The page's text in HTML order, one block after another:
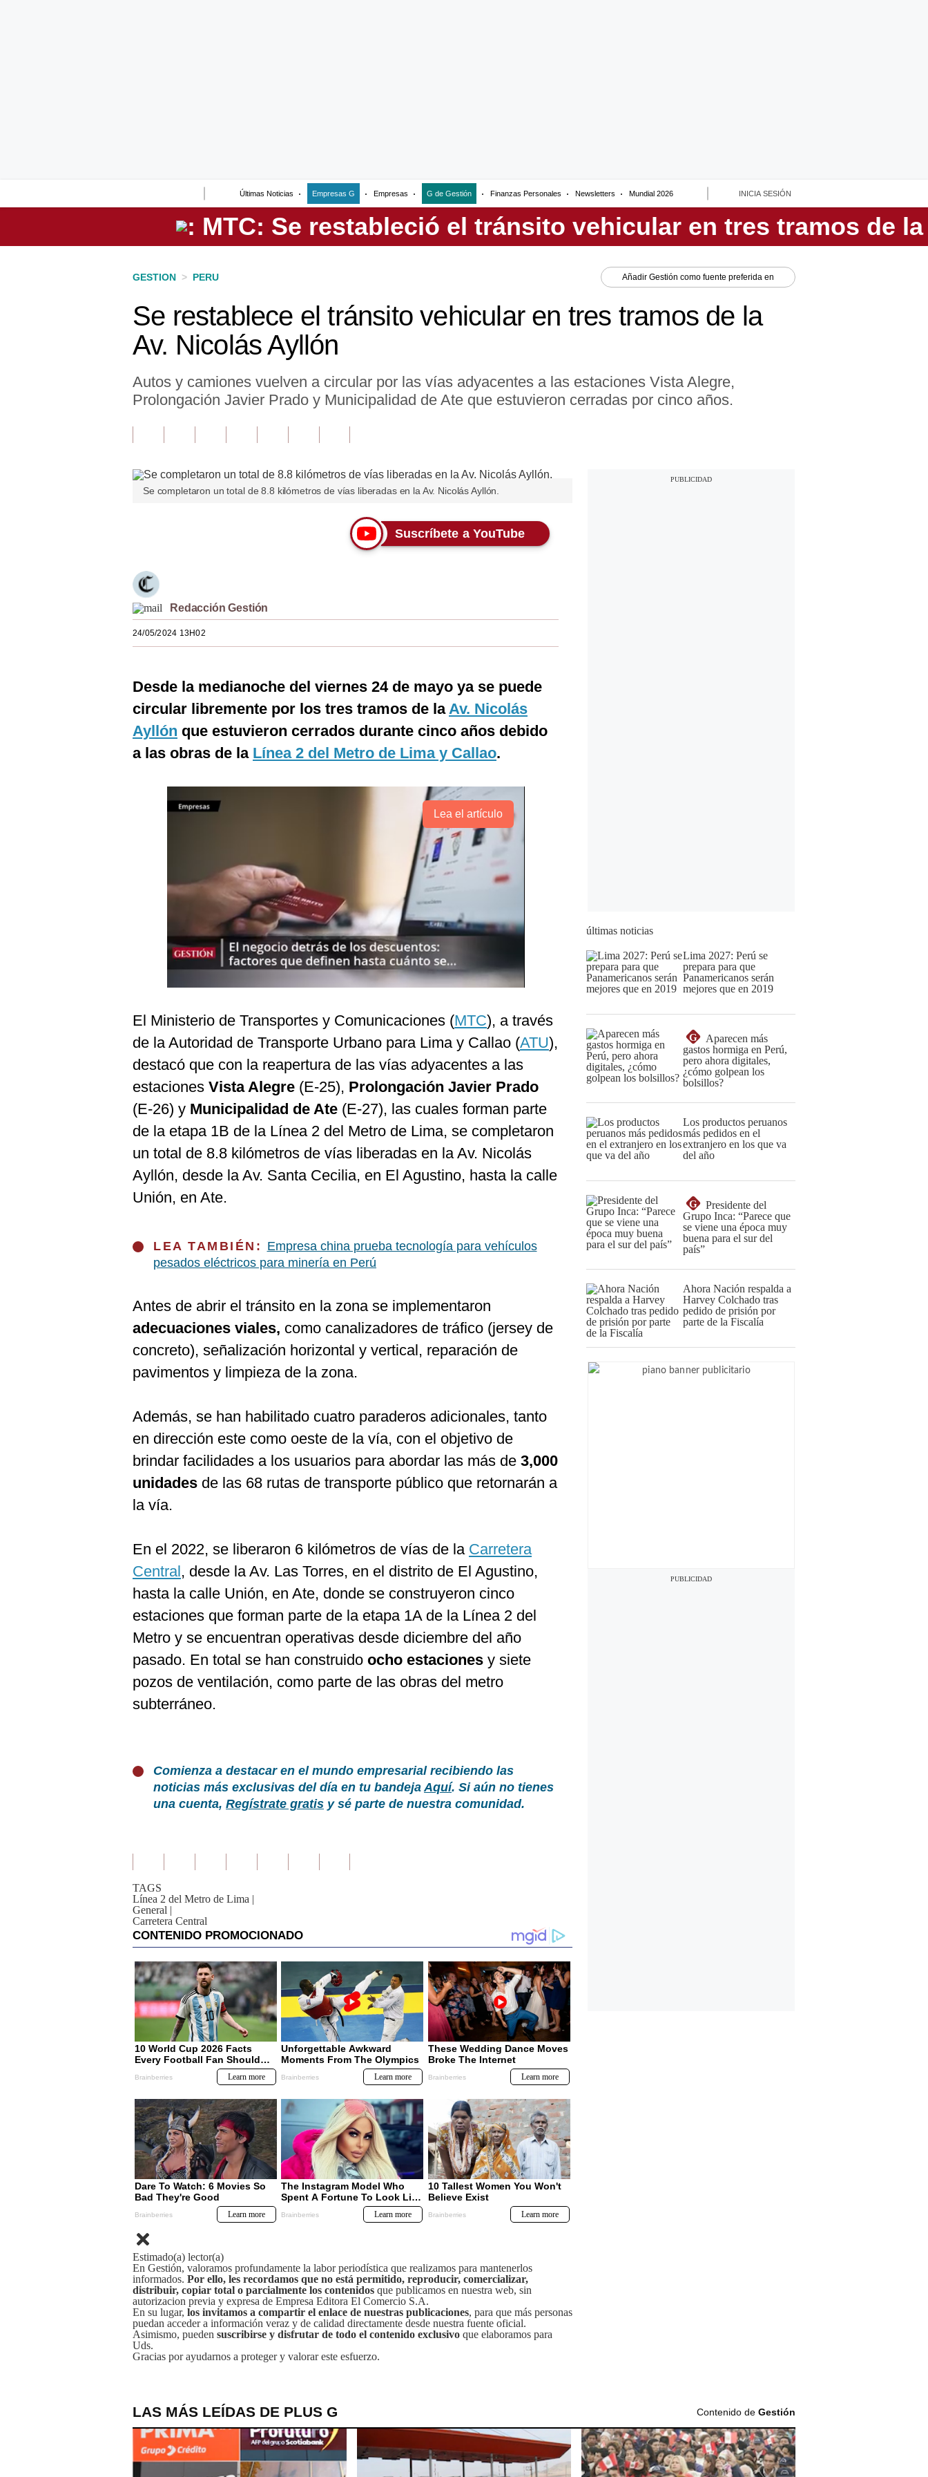
Últimas Noticias Empresas G Empresas G de Gestión Finanzas Personales Newsletters Mundial 2026 INICIA SESIÓN
Perú
GESTION > PERU Añadir Gestión como fuente preferida en
Se restablece el tránsito vehicular en tres tramos de la
Av. Nicolás Ayllón
Autos y camiones vuelven a circular por las vías adyacentes a las estaciones Vista Alegre,
Prolongación Javier Prado y Municipalidad de Ate que estuvieron cerradas por cinco años.
Se completaron un total de 8.8 kilómetros de vías liberadas en la Av. Nicolás Ayllón.
Suscríbete a YouTube
Redacción Gestión
24/05/2024 13H02
Desde la medianoche del viernes 24 de mayo ya se puede
circular libremente por los tres tramos de laAv. Nicolás
Ayllón que estuvieron cerrados durante cinco años debido
a las obras de la Línea 2 del Metro de Lima y Callao.
Lea el artículo
El Ministerio de Transportes y Comunicaciones (MTC), a través
de la Autoridad de Transporte Urbano para Lima y Callao (ATU),
destacó que con la reapertura de las vías adyacentes a las
estaciones Vista Alegre (E-25), Prolongación Javier Prado
(E-26) y Municipalidad de Ate (E-27), las cuales forman parte
de la etapa 1B de la Línea 2 del Metro de Lima, se completaron
un total de 8.8 kilómetros de vías liberadas en la Av. Nicolás
Ayllón, desde la Av. Santa Cecilia, en El Agustino, hasta la calle
Unión, en Ate.
LEA TAMBIÉN: Empresa china prueba tecnología para vehículos
pesados eléctricos para minería en Perú
Antes de abrir el tránsito en la zona se implementaron
adecuaciones viales, como canalizadores de tráfico (jersey de
concreto), señalización horizontal y vertical, reparación de
pavimentos y limpieza de la zona.
Además, se han habilitado cuatro paraderos adicionales, tanto
en dirección este como oeste de la vía, con el objetivo de
brindar facilidades a los usuarios para abordar las más de 3,000
unidades de las 68 rutas de transporte público que retornarán a
la vía.
En el 2022, se liberaron 6 kilómetros de vías de la Carretera
Central, desde la Av. Las Torres, en el distrito de El Agustino,
hasta la calle Unión, en Ate, donde se construyeron cinco
estaciones que forman parte de la etapa 1A de la Línea 2 del
Metro y se encuentran operativas desde diciembre del año
pasado. En total se han construido ocho estaciones y siete
pozos de ventilación, como parte de las obras del metro
subterráneo.
Comienza a destacar en el mundo empresarial recibiendo las
noticias más exclusivas del día en tu bandejaAquí. Si aún no tienes
una cuenta, Regístrate gratis y sé parte de nuestra comunidad.
TAGS
Línea 2 del Metro de Lima |
General |
Carretera Central
Estimado(a) lector(a)
En Gestión, valoramos profundamente la labor periodística que realizamos para mantenerlos
informados. Por ello, les recordamos que no está permitido, reproducir, comercializar,
distribuir, copiar total o parcialmente los contenidos que publicamos en nuestra web, sin
autorizacion previa y expresa de Empresa Editora El Comercio S.A.
En su lugar, los invitamos a compartir el enlace de nuestras publicaciones, para que más personas
puedan acceder a información veraz y de calidad directamente desde nuestra fuente oficial.
Asimismo, pueden suscribirse y disfrutar de todo el contenido exclusivo que elaboramos para
Uds.
Gracias por ayudarnos a proteger y valorar este esfuerzo.
últimas noticias
Lima 2027: Perú se
prepara para que
Panamericanos serán
mejores que en 2019
G
Aparecen más
gastos hormiga en Perú,
pero ahora digitales,
¿cómo golpean los
bolsillos?
Los productos peruanos
más pedidos en el
extranjero en los que va
del año
G
Presidente del
Grupo Inca: “Parece que
se viene una época muy
buena para el sur del
país”
Ahora Nación respalda a
Harvey Colchado tras
pedido de prisión por
parte de la Fiscalía
LAS MÁS LEÍDAS DE PLUS G Contenido de Gestión